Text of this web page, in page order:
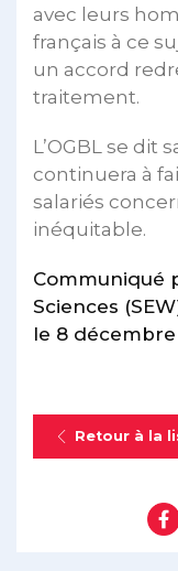
avec leurs
français à ce
un accord
traitement.
L’OGBL se dit
continuera à
salariés
inéquitable.
Communiqué
Sciences
le 8 décembre
Retour à la